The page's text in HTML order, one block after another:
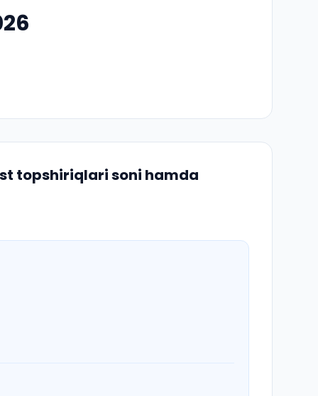
topshiriqlari soni hamda